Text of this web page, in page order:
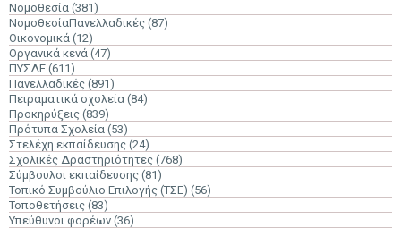
Νομοθεσία (381)
ΝομοθεσίαΠανελλαδικές (87)
Οικονομικά (12)
Οργανικά κενά (47)
ΠΥΣΔΕ (611)
Πανελλαδικές (891)
Πειραματικά σχολεία (84)
Προκηρύξεις (839)
Πρότυπα Σχολεία (53)
Στελέχη εκπαίδευσης (24)
Σχολικές Δραστηριότητες (768)
Σύμβουλοι εκπαίδευσης (81)
Τοπικό Συμβούλιο Επιλογής (ΤΣΕ) (56)
Τοποθετήσεις (83)
Υπεύθυνοι φορέων (36)